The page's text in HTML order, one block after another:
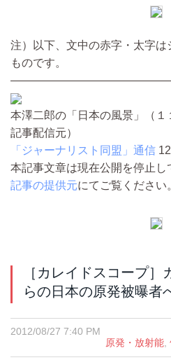
注）以下、文中の赤字・太字
ものです。
本澤二郎の「日本の風景」（１
記事配信元）
「ジャーナリスト同盟」通信
本記事文章は現在公開を停止
記事の提供元にてご覧ください
［カレイドスコープ
らの日本の原発被曝者
2012/08/27 7:40 PM
原発・放射能